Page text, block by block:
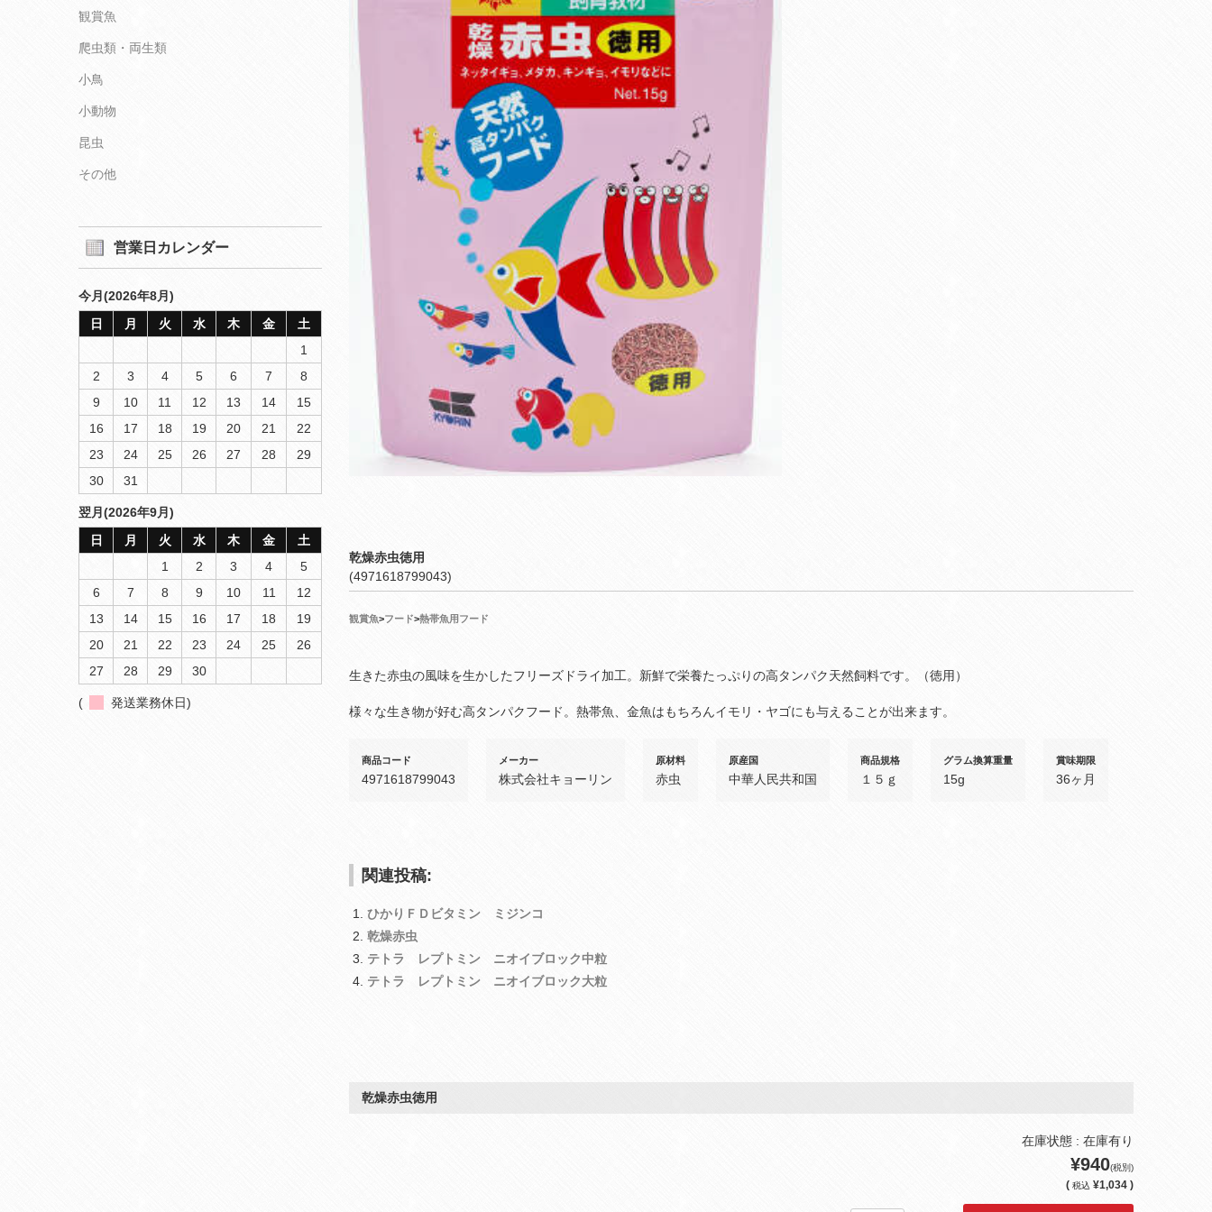
乾燥赤虫徳用
(4971618799043)
観賞魚>フード>熱帯魚用フード
生きた赤虫の風味を生かしたフリーズドライ加工。新鮮で栄養たっぷりの高タンパク天然飼料です。（徳用）
様々な生き物が好む高タンパクフード。熱帯魚、金魚はもちろんイモリ・ヤゴにも与えることが出来ます。
商品コード
4971618799043
メーカー
株式会社キョーリン
原材料
赤虫
原産国
中華人民共和国
商品規格
１５ｇ
グラム換算重量
15g
賞味期限
36ヶ月
関連投稿:
ひかりＦＤビタミン ミジンコ
乾燥赤虫
テトラ レプトミン ニオイブロック中粒
テトラ レプトミン ニオイブロック大粒
乾燥赤虫徳用
在庫状態 : 在庫有り
¥940(税別)
( 税込 ¥1,034 )
観賞魚
爬虫類・両生類
小鳥
小動物
昆虫
その他
営業日カレンダー
今月(2026年8月)
日
月 火 水 木 金
土
1
2
3 4 5 6 7
8
9
10 11 12 13 14
15
16
17 18 19 20 21
22
23
24 25 26 27 28
29
30
31
翌月(2026年9月)
日
月 火 水 木 金
土
1
2 3 4
5
6
7 8 9 10 11
12
13
14 15 16 17 18
19
20
21 22 23 24 25
26
27
28 29 30
( 発送業務休日)